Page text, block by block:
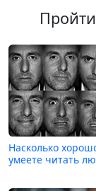
Насколько
умеете читать